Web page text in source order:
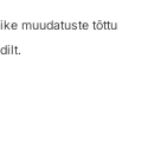
muudatuste tõttu